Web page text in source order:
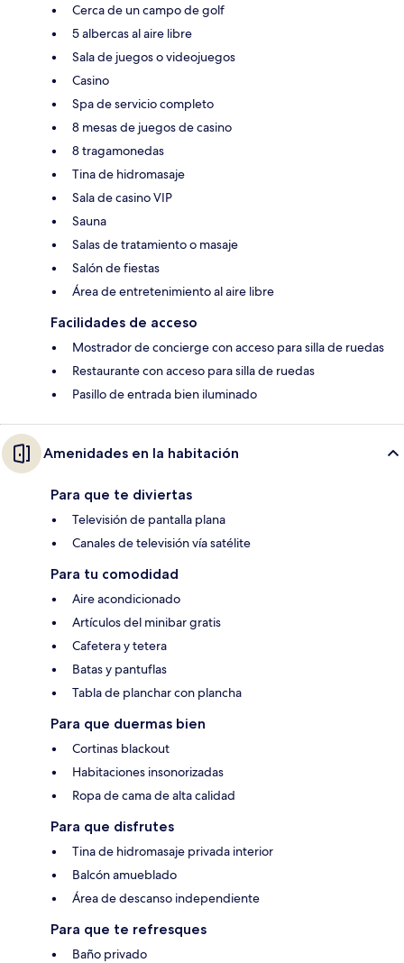
Cerca de un campo de golf
5 albercas al aire libre
Sala de juegos o videojuegos
Casino
Spa de servicio completo
8 mesas de juegos de casino
8 tragamonedas
Tina de hidromasaje
Sala de casino VIP
Sauna
Salas de tratamiento o masaje
Salón de fiestas
Área de entretenimiento al aire libre
Facilidades de acceso
Mostrador de concierge con acceso para silla de ruedas
Restaurante con acceso para silla de ruedas
Pasillo de entrada bien iluminado
Amenidades en la habitación
Para que te diviertas
Televisión de pantalla plana
Canales de televisión vía satélite
Para tu comodidad
Aire acondicionado
Artículos del minibar gratis
Cafetera y tetera
Batas y pantuflas
Tabla de planchar con plancha
Para que duermas bien
Cortinas blackout
Habitaciones insonorizadas
Ropa de cama de alta calidad
Para que disfrutes
Tina de hidromasaje privada interior
Balcón amueblado
Área de descanso independiente
Para que te refresques
Baño privado